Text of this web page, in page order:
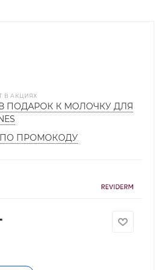
В АКЦИЯХ
ПОДАРОК К МОЛОЧКУ ДЛЯ
ПО ПРОМОКОДУ